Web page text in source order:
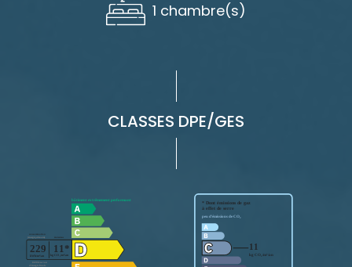
1 chambre(s)
CLASSES DPE/GES